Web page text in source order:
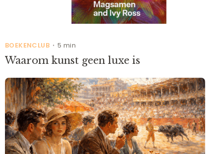
BOEKENCLUB • 5 min
Waarom kunst geen luxe is